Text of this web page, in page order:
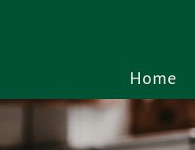
Home